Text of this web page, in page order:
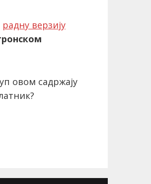
радну верзију
овом садржају